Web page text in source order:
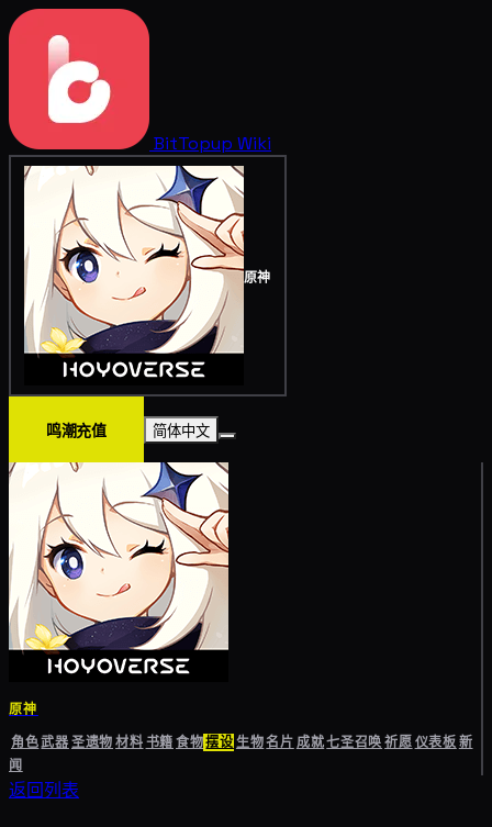
BitTopup Wiki
原神
鸣潮充值 简体中文
原神
角色武器圣遗物材料书籍食物摆设生物名片成就七圣召唤祈愿仪表板新
闻
返回列表